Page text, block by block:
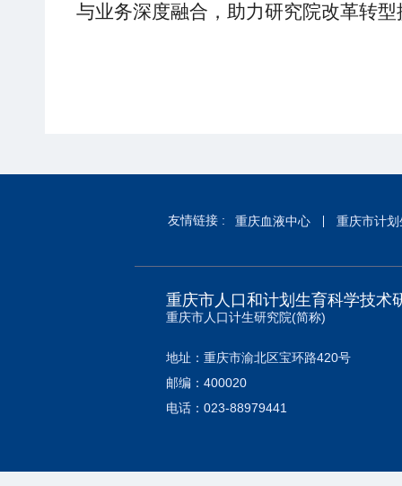
与业务深度融合，助力研究院改革转
友情链接 : 重庆血液中心 重庆市计
重庆市人口和计划生育科学技术
重庆市人口计生研究院(简称)
地址：重庆市渝北区宝环路420号
邮编：400020
电话：023-88979441